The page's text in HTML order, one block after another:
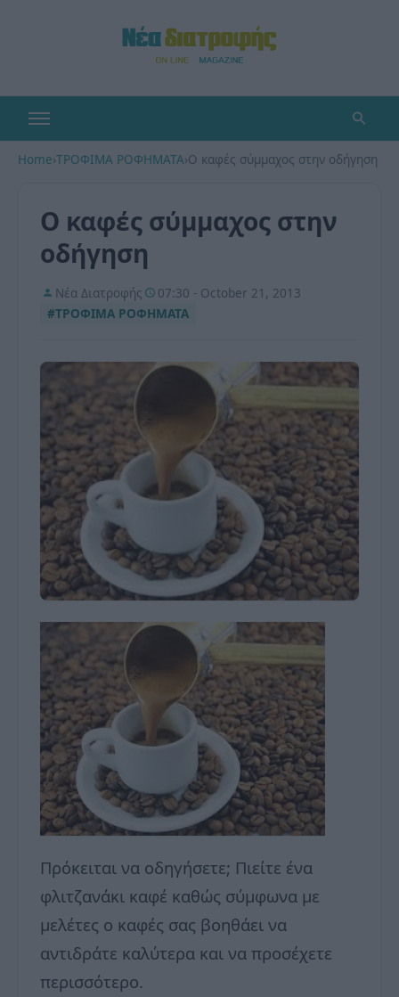
Home›ΤΡΟΦΙΜΑ ΡΟΦΗΜΑΤΑ›Ο καφές σύμμαχος στην οδήγηση
Ο καφές σύμμαχος στην
οδήγηση
Νέα Διατροφής
07:30 - October 21, 2013
#ΤΡΟΦΙΜΑ ΡΟΦΗΜΑΤΑ
Πρόκειται να οδηγήσετε; Πιείτε ένα
φλιτζανάκι καφέ καθώς σύμφωνα με
μελέτες ο καφές σας βοηθάει να
αντιδράτε καλύτερα και να προσέχετε
περισσότερο.